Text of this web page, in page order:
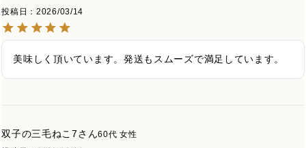
投稿日
2026/03/14
美味しく頂いています。発送もスムーズで満足しています。
双子の三毛ねこ7 60代 女性